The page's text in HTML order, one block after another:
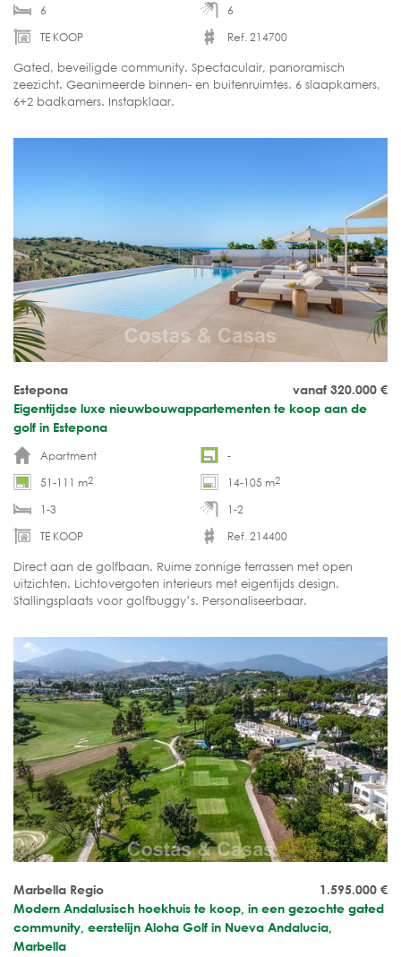
6
6
TE KOOP
Ref. 214700
Gated, beveiligde community. Spectaculair, panoramisch
zeezicht. Geanimeerde binnen- en buitenruimtes. 6 slaapkamers,
6+2 badkamers. Instapklaar.
vanaf 320.000 €
Estepona
Eigentijdse luxe nieuwbouwappartementen te koop aan de
golf in Estepona
Apartment
-
51-111 m2 14-105 m2
1-3
1-2
TE KOOP
Ref. 214400
Direct aan de golfbaan. Ruime zonnige terrassen met open
uitzichten. Lichtovergoten interieurs met eigentijds design.
Stallingsplaats voor golfbuggy’s. Personaliseerbaar.
1.595.000 €
Marbella Regio
Modern Andalusisch hoekhuis te koop, in een gezochte gated
community, eerstelijn Aloha Golf in Nueva Andalucia,
Marbella